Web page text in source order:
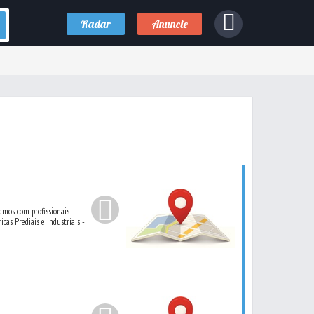
Radar Anuncie
com profissionais
Prediais e Industriais -
de Subestações de
Industrial - Vendas de